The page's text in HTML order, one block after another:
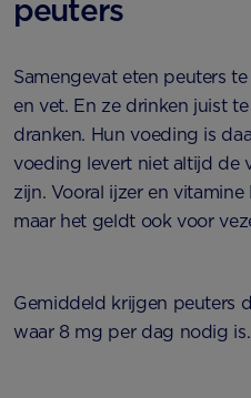
peuters
Samengevat eten peuters
en vet. En ze drinken juist
dranken. Hun voeding is
voeding levert niet altijd de
zijn. Vooral ijzer en
maar het geldt ook voor
Gemiddeld krijgen peuters
waar 8 mg per dag nodig is.